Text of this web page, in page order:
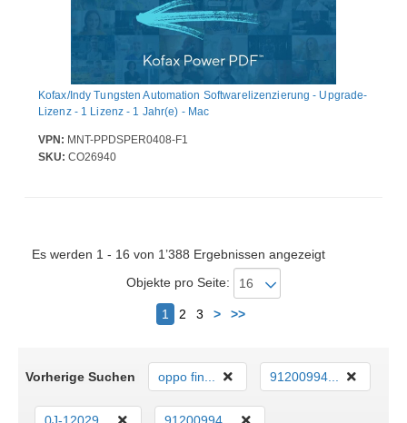
Kofax/Indy Tungsten Automation Softwarelizenzierung - Upgrade-
Lizenz - 1 Lizenz - 1 Jahr(e) - Mac
VPN: MNT-PPDSPER0408-F1
SKU: CO26940
Es werden 1 - 16 von 1’388 Ergebnissen angezeigt
Objekte pro Seite:
1 2 3 > >>Nächster
Vorherige Suchen oppo fin... 91200994...